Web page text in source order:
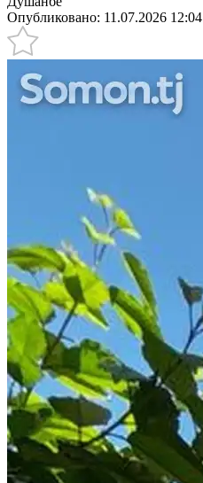
Опубликовано: 11.07.2026 12:04